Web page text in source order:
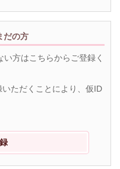
だの方
方はこちらからご登録く
ただくことにより、仮ID